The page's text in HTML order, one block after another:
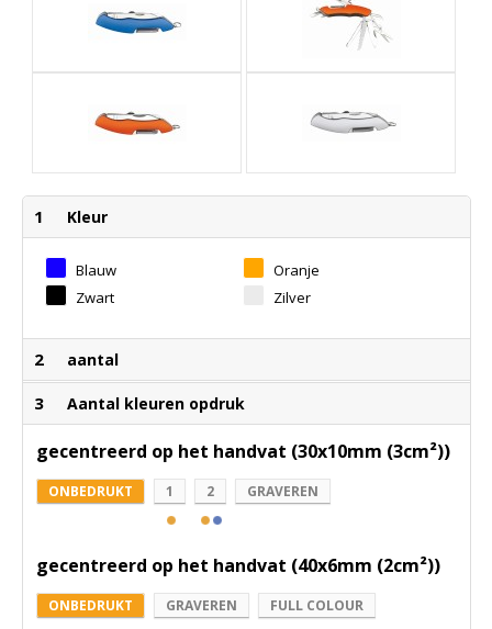
1 Kleur
Blauw
Oranje
Zwart
Zilver
2 aantal
3 Aantal kleuren opdruk
gecentreerd op het handvat (30x10mm (3cm²))
ONBEDRUKT 1 2 GRAVEREN
gecentreerd op het handvat (40x6mm (2cm²))
ONBEDRUKT GRAVEREN FULL COLOUR